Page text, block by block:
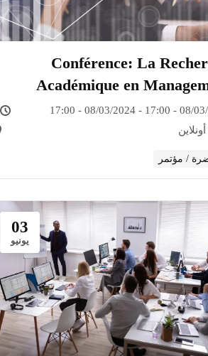
Conférence: La
Académique en
08/03/2024 - 17:00 -
/ مؤتمر
03
يونيو